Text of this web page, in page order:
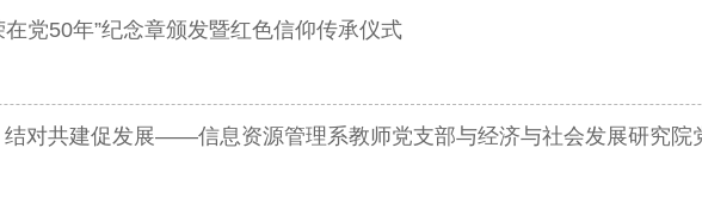
在党50年”纪念章颁发暨红色信仰传承仪式
结对共建促发展——信息资源管理系教师党支部与经济与社会发展研究院